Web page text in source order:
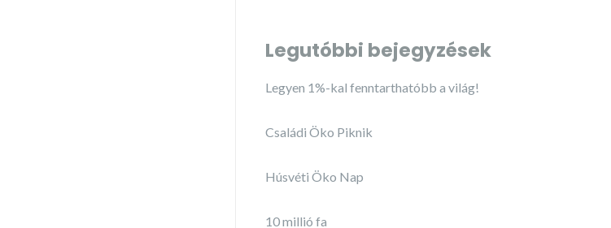
Legutóbbi bejegyzések
Legyen 1%-kal fenntarthatóbb a világ!
Családi Öko Piknik
Húsvéti Öko Nap
10 millió fa